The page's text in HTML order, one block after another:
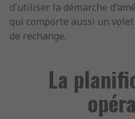
d'utiliser la démarche
qui comporte aussi un
de rechange.
La